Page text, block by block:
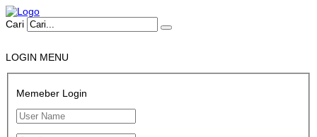
Cari
LOGIN MENU
Memeber Login